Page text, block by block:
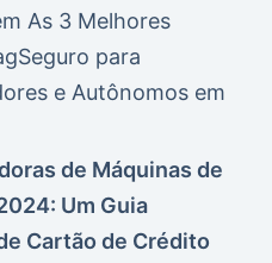
As 3 Melhores
para
e Autônomos em
de Máquinas de
Um Guia
Cartão de Crédito